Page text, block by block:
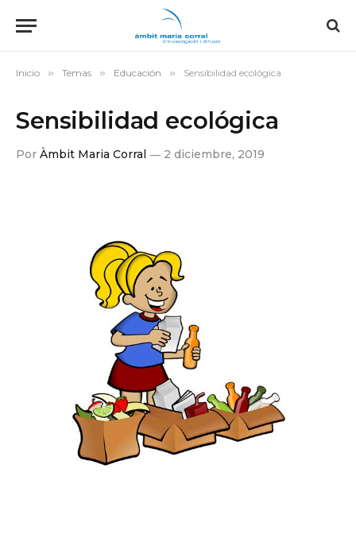
Inicio » Temas » Educación » Sensibilidad ecológica
Sensibilidad ecológica
Por Àmbit Maria Corral 2 diciembre, 2019